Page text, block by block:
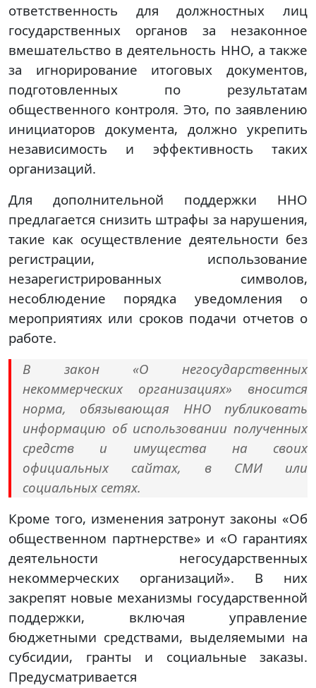
ответственность для должностных лиц
государственных органов за незаконное
вмешательство в деятельность ННО, а также
за игнорирование итоговых документов,
подготовленных по результатам
общественного контроля. Это, по заявлению
инициаторов документа, должно укрепить
независимость и эффективность таких
организаций.
Для дополнительной поддержки ННО
предлагается снизить штрафы за нарушения,
такие как осуществление деятельности без
регистрации, использование
незарегистрированных символов,
несоблюдение порядка уведомления о
мероприятиях или сроков подачи отчетов о
работе.
В закон «О негосударственных
некоммерческих организациях» вносится
норма, обязывающая ННО публиковать
информацию об использовании полученных
средств и имущества на своих
официальных сайтах, в СМИ или
социальных сетях.
Кроме того, изменения затронут законы «Об
общественном партнерстве» и «О гарантиях
деятельности негосударственных
некоммерческих организаций». В них
закрепят новые механизмы государственной
поддержки, включая управление
бюджетными средствами, выделяемыми на
субсидии, гранты и социальные заказы.
Предусматривается